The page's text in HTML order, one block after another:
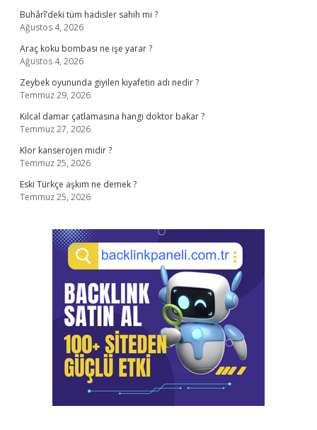
Buhârî’deki tüm hadisler sahih mi ?
Ağustos 4, 2026
Araç koku bombası ne işe yarar ?
Ağustos 4, 2026
Zeybek oyununda giyilen kıyafetin adı nedir ?
Temmuz 29, 2026
Kılcal damar çatlamasına hangi doktor bakar ?
Temmuz 27, 2026
Klor kanserojen midir ?
Temmuz 25, 2026
Eski Türkçe aşkım ne demek ?
Temmuz 25, 2026